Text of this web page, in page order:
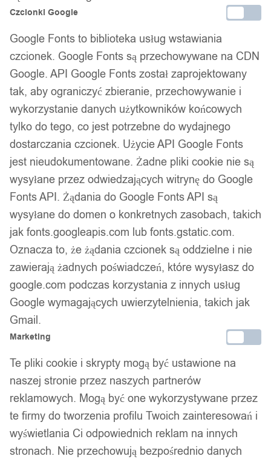
Wsparcie w zakupie
Podobne produkty
Produkty, które mogą Cię zainteresować
Złoty zestaw pierścionków retro punk boho 84
11,99zł
Opis produktu
Pierścień / sygnet firmy WOLFRING wykonany ze stali
nierdzewnej 316L.
Akrylowa czarna powierzchnia idealna do grawerowania.
Czcionki Google
Google Fonts to biblioteka usług wstawiania
czcionek. Google Fonts są przechowywane na CDN
Google. API Google Fonts został zaprojektowany
tak, aby ograniczyć zbieranie, przechowywanie i
wykorzystanie danych użytkowników końcowych
tylko do tego, co jest potrzebne do wydajnego
dostarczania czcionek. Użycie API Google Fonts
jest nieudokumentowane. Żadne pliki cookie nie są
wysyłane przez odwiedzających witrynę do Google
Fonts API. Żądania do Google Fonts API są
wysyłane do domen o konkretnych zasobach, takich
jak fonts.googleapis.com lub fonts.gstatic.com.
Oznacza to, że żądania czcionek są oddzielne i nie
zawierają żadnych poświadczeń, które wysyłasz do
google.com podczas korzystania z innych usług
Google wymagających uwierzytelnienia, takich jak
Gmail.
Marketing
Te pliki cookie i skrypty mogą być ustawione na
naszej stronie przez naszych partnerów
reklamowych. Mogą być one wykorzystywane przez
te firmy do tworzenia profilu Twoich zainteresowań i
wyświetlania Ci odpowiednich reklam na innych
stronach. Nie przechowują bezpośrednio danych